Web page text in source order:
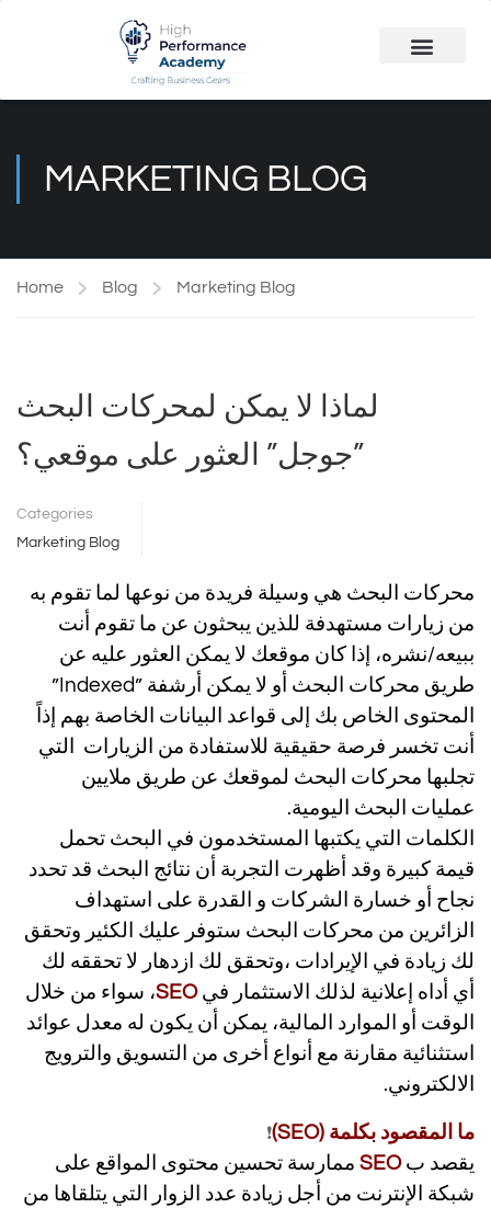
MARKETING BLOG
Home Blog Marketing Blog
لماذا لا يمكن لمحركات البحث
”جوجل” العثور على موقعي؟
Categories
Marketing Blog
محركات البحث هي وسيلة فريدة من نوعها لما تقوم به
من زيارات مستهدفة للذين يبحثون عن ما تقوم أنت
ببيعه/نشره، إذا كان موقعك لا يمكن العثور عليه عن
طريق محركات البحث أو لا يمكن أرشفة ”Indexed”
المحتوى الخاص بك إلى قواعد البيانات الخاصة بهم إذاً
أنت تخسر فرصة حقيقية للاستفادة من الزيارات التي
تجلبها محركات البحث لموقعك عن طريق ملايين
عمليات البحث اليومية.
الكلمات التي يكتبها المستخدمون في البحث تحمل
قيمة كبيرة وقد أظهرت التجربة أن نتائج البحث قد تحدد
نجاح أو خسارة الشركات و القدرة على استهداف
الزائرين من محركات البحث ستوفر عليك الكئير وتحقق
لك زيادة في الإيرادات ،وتحقق لك ازدهار لا تحققه لك
أي أداه إعلانية لذلك الاستثمار فيSEO، سواء من خلال
الوقت أو الموارد المالية، يمكن أن يكون له معدل عوائد
استثنائية مقارنة مع أنواع أخرى من التسويق والترويج
الالكتروني.
ما المقصود بكلمة (SEO) ❗
يقصد بSEO ممارسة تحسين محتوى المواقع على
شبكة الإنترنت من أجل زيادة عدد الزوار التي يتلقاها من